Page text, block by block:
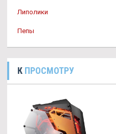
Липолики
Пепы
К ПРОСМОТРУ